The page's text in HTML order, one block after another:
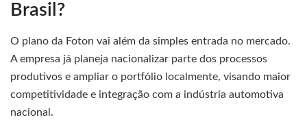
Brasil?
O plano da Foton vai além da simples entrada no mercado.
A empresa já planeja nacionalizar parte dos processos
produtivos e ampliar o portfólio localmente, visando maior
competitividade e integração com a indústria automotiva
nacional.